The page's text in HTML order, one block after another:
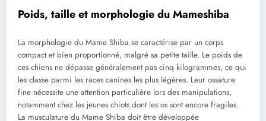
Poids, taille et morphologie du Mameshiba
La morphologie du Mame Shiba se caractérise par un corps
compact et bien proportionné, malgré sa petite taille. Le poids de
ces chiens ne dépasse généralement pas cinq kilogrammes, ce qui
les classe parmi les races canines les plus légères. Leur ossature
fine nécessite une attention particulière lors des manipulations,
notamment chez les jeunes chiots dont les os sont encore fragiles.
La musculature du Mame Shiba doit être développée